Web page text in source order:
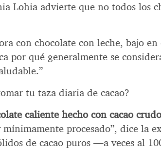
Lohia advierte que no todos los
con chocolate con leche, bajo en
por qué generalmente se
tu taza diaria de cacao?
caliente hecho con cacao
procesado”, dice la
de cacao puros —a veces al